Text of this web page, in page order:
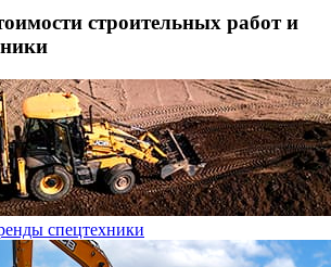
строительных работ и
спецтехники